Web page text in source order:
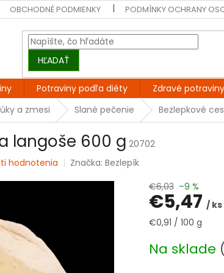
OBCHODNÉ PODMIENKY PODMÍNKY OCHRANY
HĽADAŤ
Potraviny podľa diéty Zdravé potraviny
a zmesi Slané pečenie Bezlepkové
langoše 600 g 20702
hodnotenia Značka: Bezlepík
€6,03 –9 %
€5,47 / ks
Jednotková
€0,91 / 100 g
Na sklade